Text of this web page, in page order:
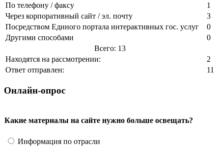
По телефону / факсу
1
Через корпоративный сайт / эл. почту
3
Посредством Единого портала интерактивных гос. услуг
0
Другими способами
0
Всего: 13
Находятся на рассмотрении:
2
Ответ отправлен:
11
Онлайн-опрос
Какие материалы на сайте нужно больше освещать?
Информация по отрасли